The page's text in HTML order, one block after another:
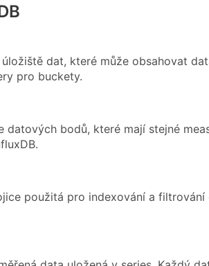
dat, které může obsahovat
pro buckety.
datových bodů, které mají stejné
použitá pro indexování a